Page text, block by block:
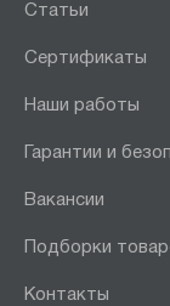
Статьи
Сертификаты
Наши работы
Гарантии и
Вакансии
Подборки
Контакты